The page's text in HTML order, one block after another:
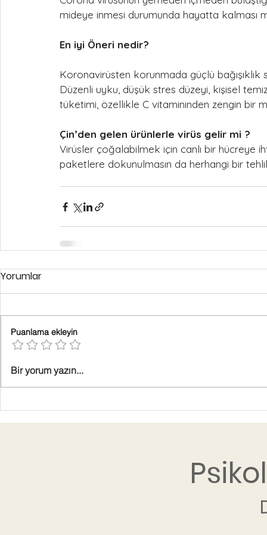
mideye inmesi durumunda hayatta kalması
En iyi Öneri nedir?
Koronavirüsten korunmada güçlü bağışıklık
Düzenli uyku, düşük stres düzeyi, kişisel
tüketimi, özellikle C vitamininden zengin bir
Çin’den gelen ürünlerle virüs gelir mi ?
Virüsler çoğalabilmek için canlı bir hücreye
paketlere dokunulmasın da herhangi bir
Yorumlar
Puanlama ekleyin
Bir yorum yazın...